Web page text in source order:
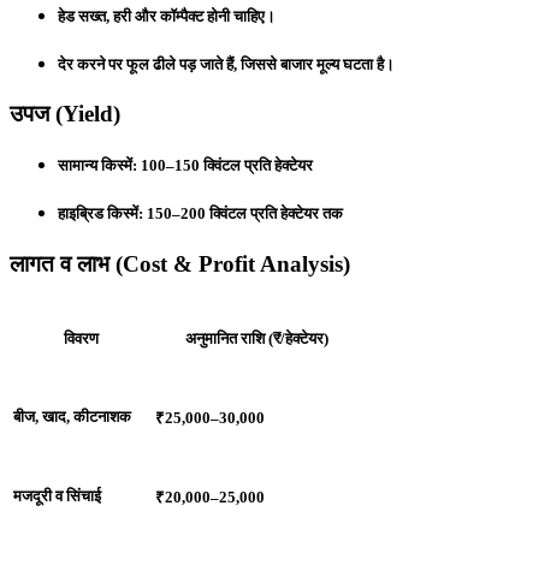
हेड सख्त, हरी और कॉम्पैक्ट होनी चाहिए।
देर करने पर फूल ढीले पड़ जाते हैं, जिससे बाजार मूल्य घटता है।
उपज (Yield)
सामान्य किस्में: 100–150 क्विंटल प्रति हेक्टेयर
हाइब्रिड किस्में: 150–200 क्विंटल प्रति हेक्टेयर तक
लागत व लाभ (Cost & Profit Analysis)
विवरण अनुमानित राशि (₹/हेक्टेयर)
बीज, खाद, कीटनाशक ₹25,000–30,000
मजदूरी व सिंचाई ₹20,000–25,000